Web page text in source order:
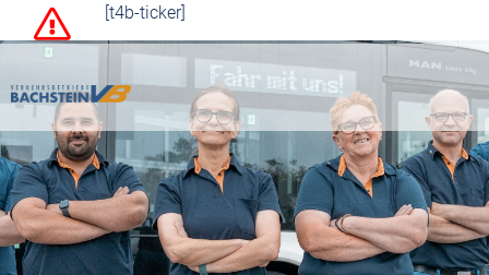
[t4b-ticker]